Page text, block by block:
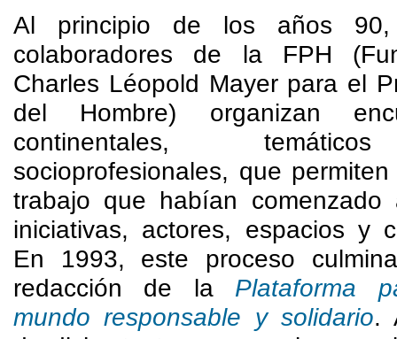
Al principio de los años 90,
colaboradores de la FPH
Charles Léopold Mayer para el
del Hombre) organizan
continentales,
socioprofesionales, que
trabajo que habían comenzado
iniciativas, actores, espacios y
En 1993, este proceso
redacción de la Plataforma
mundo responsable y solidario.